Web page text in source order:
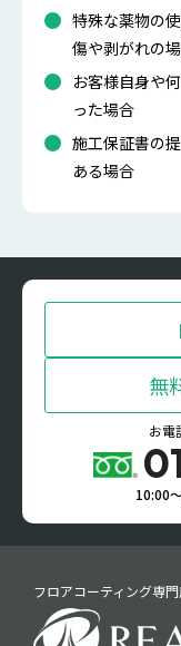
特殊な薬物の
傷や剥がれの
お客様自身や
った場合
施工保証書の
ある場合
無
お電
10:00
フロアコーティング専